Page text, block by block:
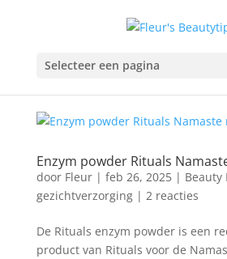
Selecteer een pagina
Enzym powder Rituals
door Fleur| feb 26, 2025| Beauty
gezichtverzorging| 2 reacties
De Rituals enzym powder is een
product van Rituals voor de